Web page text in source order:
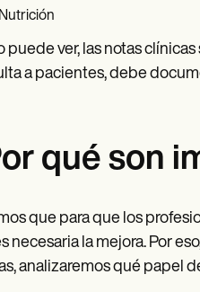
Nutrición
puede ver, las notas
a pacientes, debe
qué son
que para que los
necesaria la mejora. Por
analizaremos qué papel